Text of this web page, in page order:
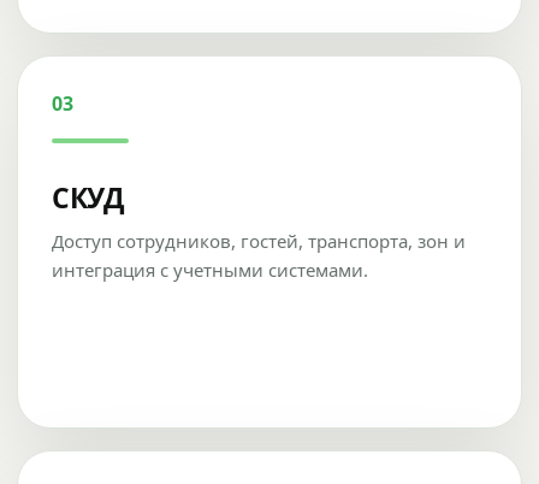
03
СКУД
Доступ сотрудников, гостей, транспорта, зон и
интеграция с учетными системами.